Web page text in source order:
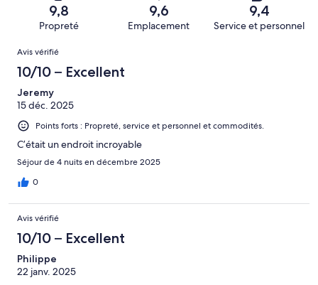
sur 187.
sur 187.
9,8
Propreté
9,6
Emplacement
9,4
Service et personnel
Avis
Avis vérifié
10/10 – Excellent
Jeremy
15 déc. 2025
Points forts : Propreté, service et personnel et commodités.
C’était un endroit incroyable
Séjour de 4 nuits en décembre 2025
0
Avis vérifié
10/10 – Excellent
Philippe
22 janv. 2025